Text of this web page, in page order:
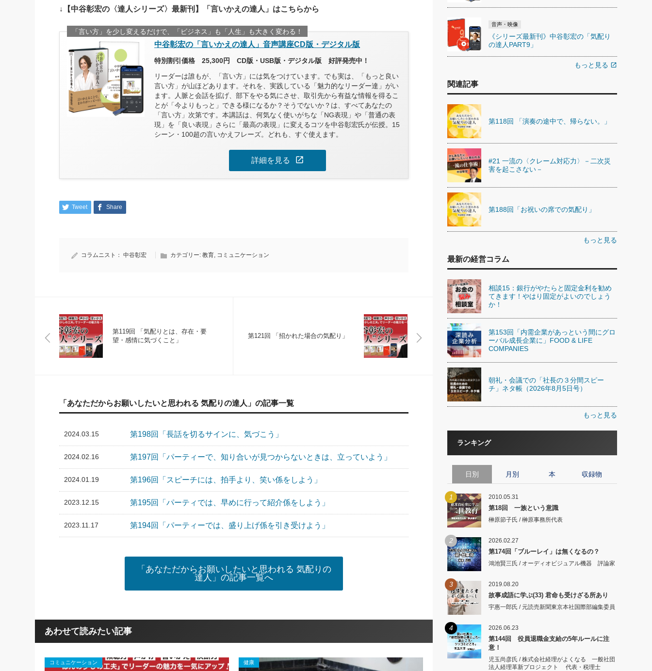
↓【中谷彰宏の〈達人シリーズ〉最新刊】「言いかえの達人」はこちらから
「言い方」を少し変えるだけで、「ビジネス」も「人生」も大きく変わる！
中谷彰宏の「言いかえの達人」音声講座CD版・デジタル版
特別割引価格 25,300円 CD版・USB版・デジタル版 好評発売中！
リーダーは誰もが、「言い方」には気をつけています。でも実は、「もっと良い
言い方」が山ほどあります。それを、実践している「魅力的なリーダー達」がい
ます。人脈と会話を拡げ、部下をやる気にさせ、取引先から有益な情報を得るこ
とが「今よりもっと」できる様になるか？そうでないか？は、すべてあなたの
「言い方」次第です。本講話は、何気なく使いがちな「NG表現」や「普通の表
現」を「良い表現」さらに「最高の表現」に変えるコツを中谷彰宏氏が伝授。15
シーン・100超の言いかえフレーズ。どれも、すぐ使えます。
詳細を見る open_in_new
Tweet Share
コラムニスト： 中谷彰宏 カテゴリー: 教育 コミュニケーション
第119回 「気配りとは、存在・要
望・感情に気づくこと」
第121回 「招かれた場合の気配り」
「あなただからお願いしたいと思われる 気配りの達人」の記事一覧
2024.03.15 第198回「長話を切るサインに、気づこう」
2024.02.16 第197回「パーティーで、知り合いが見つからないときは、立っていよう」
2024.01.19 第196回「スピーチには、拍手より、笑い係をしよう」
2023.12.15 第195回「パーティでは、早めに行って紹介係をしよう」
2023.11.17 第194回「パーティーでは、盛り上げ係を引き受けよう」
「あなただからお願いしたいと思われる 気配りの
達人」の記事一覧へ
あわせて読みたい記事
コミュニケーション 健康
音声・映像
《シリーズ最新刊》中谷彰宏の「気配り
の達人PART9」
もっと見る open_in_new
関連記事
第118回 「演奏の途中で、帰らない。」
#21 一流の〈クレーム対応力〉－二次災
害を起こさない－
第188回「お祝いの席での気配り」
もっと見る
最新の経営コラム
相談15：銀行がやたらと固定金利を勧め
てきます！やはり固定がよいのでしょう
か！
第153回「内需企業があっという間にグロ
ーバル成長企業に」FOOD & LIFE
COMPANIES
朝礼・会議での「社長の３分間スピー
チ」ネタ帳（2026年8月5日号）
もっと見る
ランキング
日別 月別 本 収録物
1 2010.05.31
第18回 一族という意識
榊原節子氏 / 榊原事務所代表
2 2026.02.27
第174回「ブルーレイ」は無くなるの？
鴻池賢三氏 / オーディオビジュアル機器 評論家
3 2019.08.20
故事成語に学ぶ(33) 君命も受けざる所あり
宇惠一郎氏 / 元読売新聞東京本社国際部編集委員
4 2026.06.23
第144回 役員退職金支給の5年ルールに注
意！
児玉尚彦氏 / 株式会社経理がよくなる 一般社団
法人経理革新プロジェクト 代表・税理士